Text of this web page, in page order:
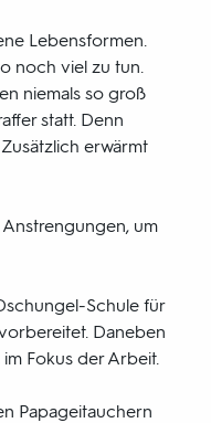
Lebensformen.
noch viel zu tun.
niemals so groß
statt. Denn
erwärmt
um
Schule für
Daneben
Fokus der Arbeit.
Papageitauchern